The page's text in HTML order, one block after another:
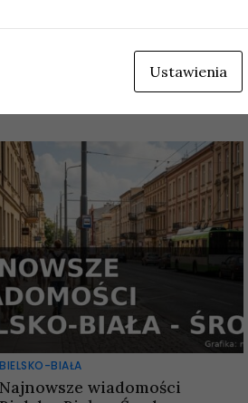
BIELSKO-BIAŁA
Najnowsze wiadomości
Ustawienia